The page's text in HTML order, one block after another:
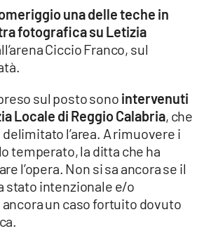
una delle teche in
fotografica su Letizia
Ciccio Franco, sul
sul posto sono intervenuti
Locale di Reggio Calabria, che
l’area. A rimuovere i
temperato, la ditta che ha
l’opera. Non si sa ancora se il
stato intenzionale e/o
un caso fortuito dovuto